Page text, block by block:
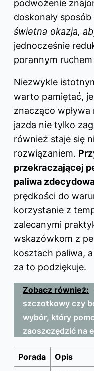
podwożenie
doskonały
świetna okazja,
jednocześnie
porannym
Niezwykle
warto pamiętać,
znacząco
jazda nie tylko
również staje się
rozwiązaniem.
przekraczającej
paliwa
prędkości do
korzystanie z
zalecanymi
wskazówkom z
kosztach paliwa,
za to podziękuje.
Zobacz również:
szczotkowy czy
wybór, który
zaoszczędzić na
Porada Opis